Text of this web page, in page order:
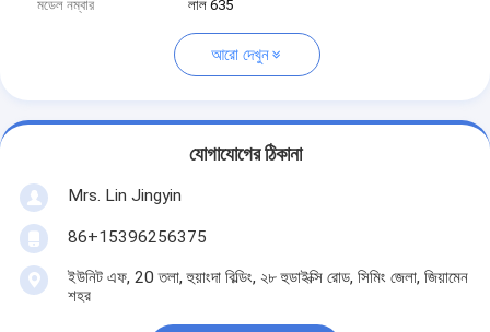
মডেল নম্বার
লাল 635
আরো দেখুন
যোগাযোগের ঠিকানা
Mrs. Lin Jingyin
86+15396256375
ইউনিট এফ, 20 তলা, হুয়াংদা বিল্ডিং, ২৮ হুডাইক্সি রোড, সিমিং জেলা, জিয়ামেন
শহর